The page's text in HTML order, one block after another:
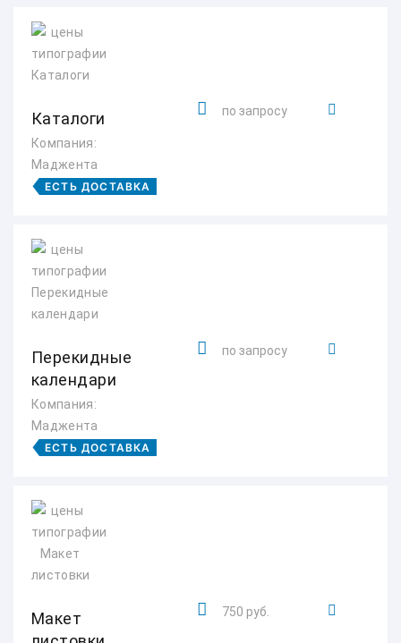
Каталоги
Компания:
Маджента
ЕСТЬ ДОСТАВКА
по запросу
Перекидные
календари
Компания:
Маджента
ЕСТЬ ДОСТАВКА
по запросу
Макет
750 руб.